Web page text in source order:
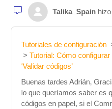
Talika_Spain
Tutoriales de configuración
Tutorial: Cómo
‘Validar códigos’
Buenas tardes Adrián,
lo que queríamos saber es
códigos en papel, si el